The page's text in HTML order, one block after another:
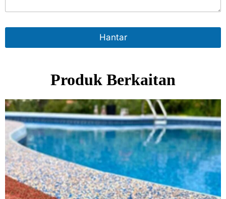
Hantar
Produk Berkaitan